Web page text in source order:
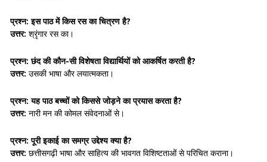
प्रश्न: इस पाठ में किस रस का चित्रण है?
उत्तर: श्रृंगार रस का।
प्रश्न: छंद की कौन-सी विशेषता विद्यार्थियों को आकर्षित करती है?
उत्तर: उसकी भाषा और लयात्मकता।
प्रश्न: यह पाठ बच्चों को किससे जोड़ने का प्रयास करता है?
उत्तर: नारी मन की कोमल संवेदनाओं से।
प्रश्न: पूरी इकाई का समग्र उद्देश्य क्या है?
उत्तर: छत्तीसगढ़ी भाषा और साहित्य की भावगत विशिष्टताओं से परिचित कराना।